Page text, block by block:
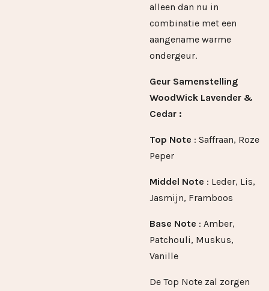
alleen dan nu in
combinatie met een
aangename warme
ondergeur.
Geur Samenstelling
WoodWick Lavender &
Cedar :
Top Note : Saffraan, Roze
Peper
Middel Note : Leder, Lis,
Jasmijn, Framboos
Base Note : Amber,
Patchouli, Muskus,
Vanille
De Top Note zal zorgen